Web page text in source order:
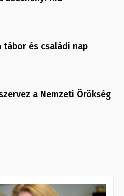
tábor és családi nap
a Nemzeti Örökség